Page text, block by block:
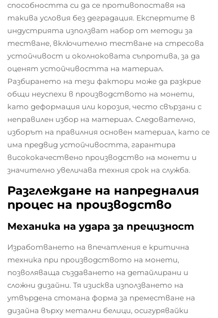
способността си да се противопоставя на
такива условия без деградация. Експертите в
индустрията използват набор от методи за
тестване, включително тестване на стресова
устойчивост и околноковата съпротива, за да
оценят устойчивостта на материал.
Разбирането на тези фактори може да разкрие
общи неуспехи в производството на монети,
като деформация или корозия, често свързани с
неправилен избор на материал. Следователно,
изборът на правилния основен материал, като се
има предвид устойчивостта, гарантира
висококачествено производство на монети и
значително увеличава техния срок на служба.
Разглеждане на напредналия
процес на производство
Механика на удара за прецизност
Изработването на впечатления е критична
техника при производството на монети,
позволяваща създаването на детайлирани и
сложни дизайни. Тя изисква използването на
утвърдена стомана форма за преместване на
дизайна върху метални белици, осигурявайки